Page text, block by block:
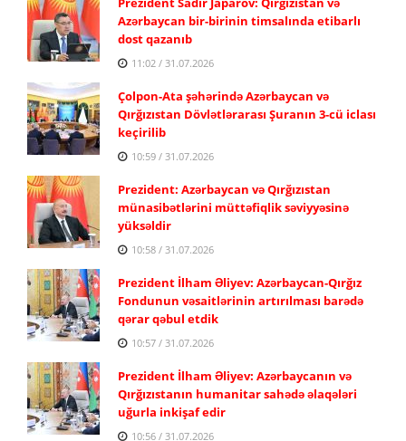
Azərbaycan bir-birinin timsalında etibarlı
dost qazanıb
11:02 / 31.07.2026
Çolpon-Ata şəhərində Azərbaycan və
Qırğızıstan Dövlətlərarası Şuranın 3-cü iclası
keçirilib
10:59 / 31.07.2026
Prezident: Azərbaycan və Qırğızıstan
münasibətlərini müttəfiqlik səviyyəsinə
yüksəldir
10:58 / 31.07.2026
Prezident İlham Əliyev: Azərbaycan-Qırğız
Fondunun vəsaitlərinin artırılması barədə
qərar qəbul etdik
10:57 / 31.07.2026
Prezident İlham Əliyev: Azərbaycanın və
Qırğızıstanın humanitar sahədə əlaqələri
uğurla inkişaf edir
10:56 / 31.07.2026